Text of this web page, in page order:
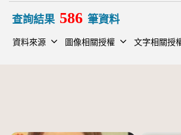
查詢結果 586 筆資料
資料來源 圖像相關授權 文字相關授